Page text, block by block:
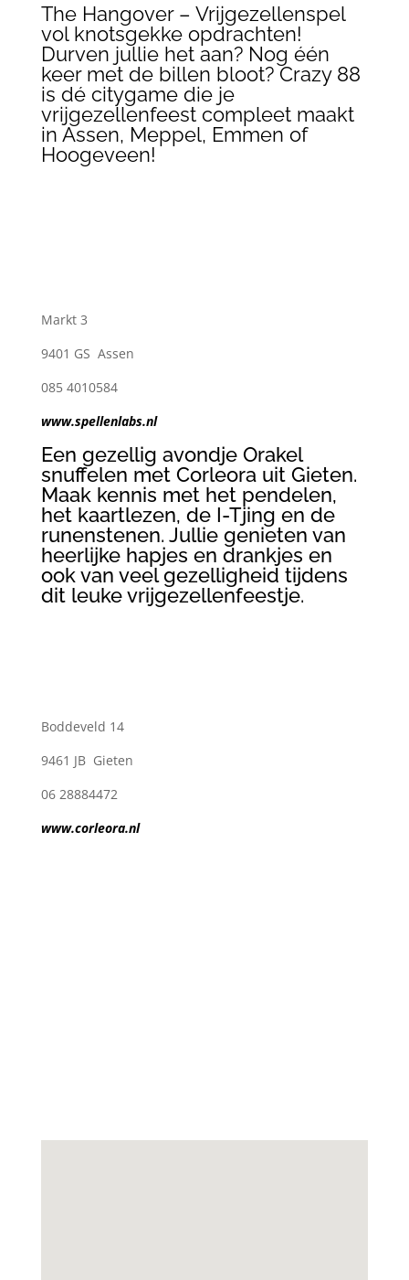
The Hangover – Vrijgezellenspel
vol knotsgekke opdrachten!
Durven jullie het aan? Nog één
keer met de billen bloot? Crazy 88
is dé citygame die je
vrijgezellenfeest compleet maakt
in Assen, Meppel, Emmen of
Hoogeveen!
Markt 3
9401 GS Assen
085 4010584
www.spellenlabs.nl
Een gezellig avondje Orakel
snuffelen met Corleora uit Gieten.
Maak kennis met het pendelen,
het kaartlezen, de I-Tjing en de
runenstenen. Jullie genieten van
heerlijke hapjes en drankjes en
ook van veel gezelligheid tijdens
dit leuke vrijgezellenfeestje.
Boddeveld 14
9461 JB Gieten
06 28884472
www.corleora.nl